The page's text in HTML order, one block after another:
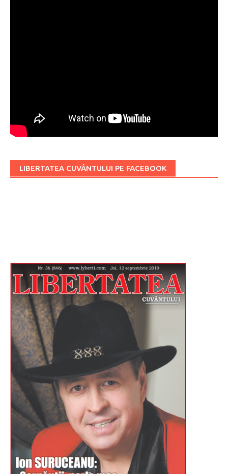
LIBERTATEA CUVÂNTULUI PE FACEBOOK